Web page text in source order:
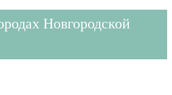
Новгородской